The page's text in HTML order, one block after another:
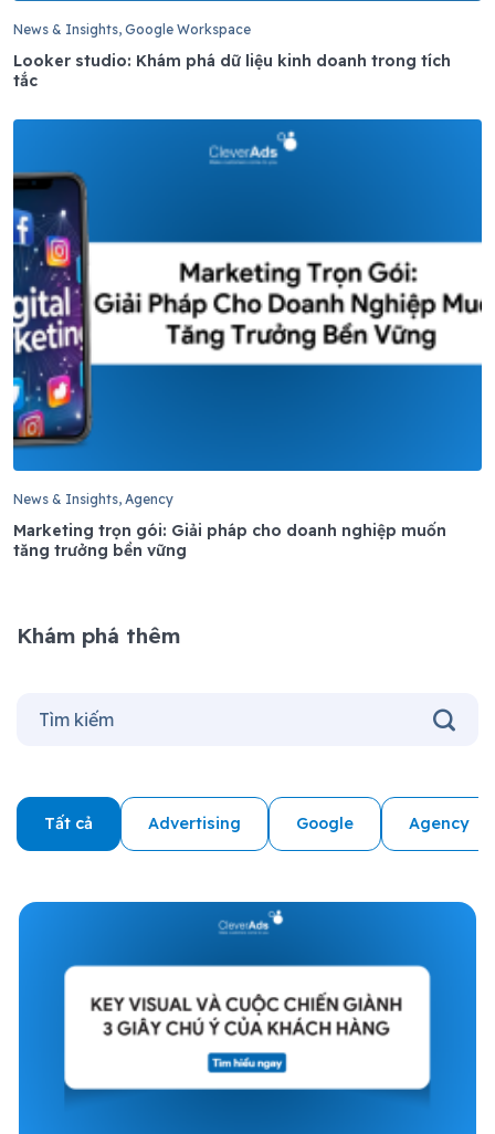
News & Insights, Google Workspace
Looker studio: Khám phá dữ liệu kinh doanh trong tích
tắc
News & Insights, Agency
Marketing trọn gói: Giải pháp cho doanh nghiệp muốn
tăng trưởng bền vững
Khám phá thêm
Tất cả Advertising Google Agency